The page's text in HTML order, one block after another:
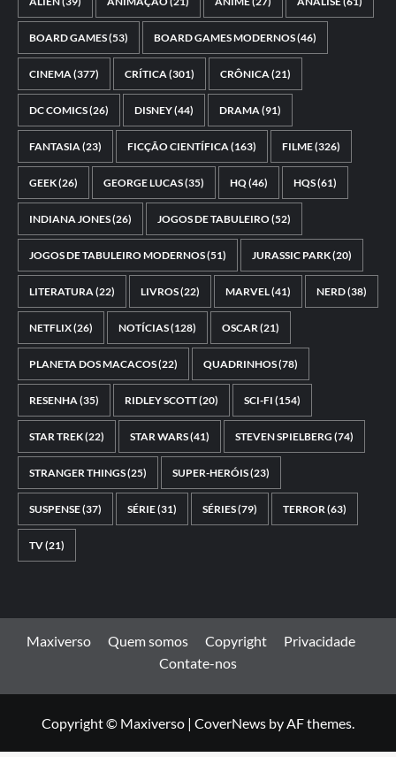
BOARD GAMES(53) BOARD GAMES MODERNOS(46)
CINEMA(377) CRÍTICA(301) CRÔNICA(21)
DC COMICS(26) DISNEY(44) DRAMA(91)
FANTASIA(23) FICÇÃO CIENTÍFICA(163) FILME(326)
GEEK(26) GEORGE LUCAS(35) HQ(46) HQS(61)
INDIANA JONES(26) JOGOS DE TABULEIRO(52)
JOGOS DE TABULEIRO MODERNOS(51) JURASSIC PARK(20)
LITERATURA(22) LIVROS(22) MARVEL(41) NERD(38)
NETFLIX(26) NOTÍCIAS(128) OSCAR(21)
PLANETA DOS MACACOS(22) QUADRINHOS(78)
RESENHA(35) RIDLEY SCOTT(20) SCI-FI (154)
STAR TREK(22) STAR WARS(41) STEVEN SPIELBERG (74)
STRANGER THINGS(25) SUPER-HERÓIS(23)
SUSPENSE(37) SÉRIE(31) SÉRIES(79) TERROR(63)
TV(21)
Maxiverso Quem somos Copyright
Privacidade
Contate-nos
Copyright © Maxiverso | CoverNews by AF themes.